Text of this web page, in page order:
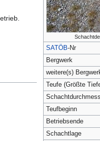
SATÖB-Nr
Bergwerk
weitere(s)
Teufe (Größte
Teufbeginn
Betriebsende
Schachtlage